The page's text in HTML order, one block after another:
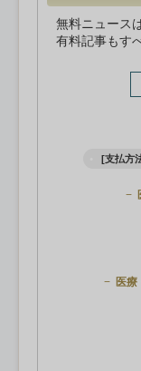
無料ニュース
有料記事もす
[支払方
医